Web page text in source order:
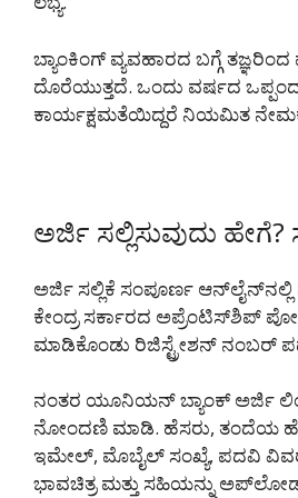
ಬ್ಯಾಂಕಿಂಗ್ ವ್ಯವಹಾರದ ಬಗ್ಗೆ
ದೊರೆಯುತ್ತದೆ. ಒಂದು ವರ್ಷದ
ಕಾರ್ಯಕ್ಷಮತೆಯಿದ್ದರೆ ನಿಯಮಿತ
ಅರ್ಜಿ ಸಲ್ಲಿಸುವುದು
ಅರ್ಜಿ ಸಲ್ಲಿಕೆ ಸಂಪೂರ್ಣ
ಕೇಂದ್ರ ಸರ್ಕಾರದ ಅಪ್ರೆಂಟಿಸ್‌ಶಿಪ್
ಮಾಡಿಕೊಂಡು ರಿಜಿಸ್ಟ್ರೇಶನ್ ನಂಬರ್
ನಂತರ ಯೂನಿಯನ್ ಬ್ಯಾಂಕ್ ಅರ್ಜಿ
ನೋಂದಣಿ ಮಾಡಿ. ಹೆಸರು, ತಂದೆಯ
ಇಮೇಲ್, ಮೊಬೈಲ್ ಸಂಖ್ಯೆ, ಪದವಿ
ಭಾವಚಿತ್ರ ಮತ್ತು ಸಹಿಯನ್ನು